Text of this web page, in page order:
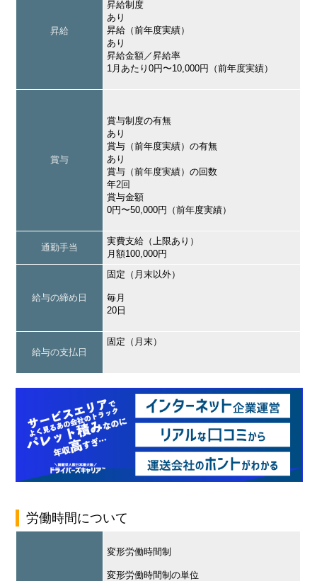
昇給
昇給制度
あり
昇給（前年度実績）
あり
昇給金額／昇給率
1月あたり0円〜10,000円（前年度実績）
賞与
賞与制度の有無
あり
賞与（前年度実績）の有無
あり
賞与（前年度実績）の回数
年2回
賞与金額
0円〜50,000円（前年度実績）
通勤手当
実費支給（上限あり）
月額100,000円
給与の締め日
固定（月末以外）
毎月
20日
給与の支払日
固定（月末）
労働時間について
変形労働時間制
変形労働時間制の単位